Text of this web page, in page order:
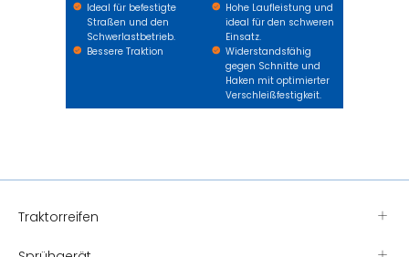
Ideal für befestigte
Straßen und den
Schwerlastbetrieb.
Bessere Traktion
Hohe Laufleistung und
ideal für den schweren
Einsatz.
Widerstandsfähig
gegen Schnitte und
Haken mit optimierter
Verschleißfestigkeit.
Traktorreifen